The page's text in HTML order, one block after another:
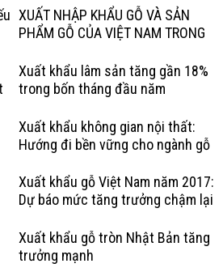
XUẤT NHẬP KHẨU GỖ VÀ SẢN
PHẨM GỖ CỦA VIỆT NAM TRONG
Xuất khẩu lâm sản tăng gần 18%
trong bốn tháng đầu năm
Xuất khẩu không gian nội thất:
Hướng đi bền vững cho ngành gỗ
Xuất khẩu gỗ Việt Nam năm 2017:
Dự báo mức tăng trưởng chậm lại
Xuất khẩu gỗ tròn Nhật Bản tăng
trưởng mạnh